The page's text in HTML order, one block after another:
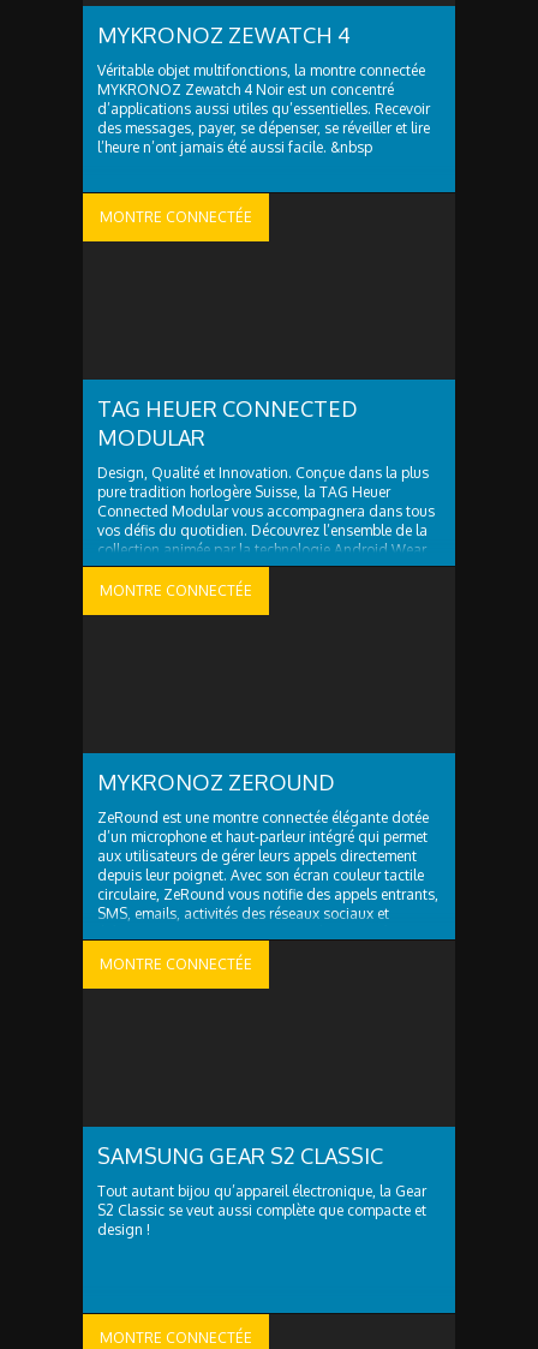
MYKRONOZ ZEWATCH 4
Véritable objet multifonctions, la montre connectée
MYKRONOZ Zewatch 4 Noir est un concentré
d’applications aussi utiles qu’essentielles. Recevoir
des messages, payer, se dépenser, se réveiller et lire
l’heure n’ont jamais été aussi facile. &nbsp
MONTRE CONNECTÉE
TAG HEUER CONNECTED
MODULAR
Design, Qualité et Innovation. Conçue dans la plus
pure tradition horlogère Suisse, la TAG Heuer
Connected Modular vous accompagnera dans tous
vos défis du quotidien. Découvrez l’ensemble de la
collection animée par la technologie Android Wear
et conçue en collaboration avec Intel. &nbsp
MONTRE CONNECTÉE
MYKRONOZ ZEROUND
ZeRound est une montre connectée élégante dotée
d’un microphone et haut-parleur intégré qui permet
aux utilisateurs de gérer leurs appels directement
depuis leur poignet. Avec son écran couleur tactile
circulaire, ZeRound vous notifie des appels entrants,
SMS, emails, activités des réseaux sociaux et
consulter votre téléphone. ZeRound est ..
MONTRE CONNECTÉE
SAMSUNG GEAR S2 CLASSIC
Tout autant bijou qu’appareil électronique, la Gear
S2 Classic se veut aussi complète que compacte et
design !
MONTRE CONNECTÉE